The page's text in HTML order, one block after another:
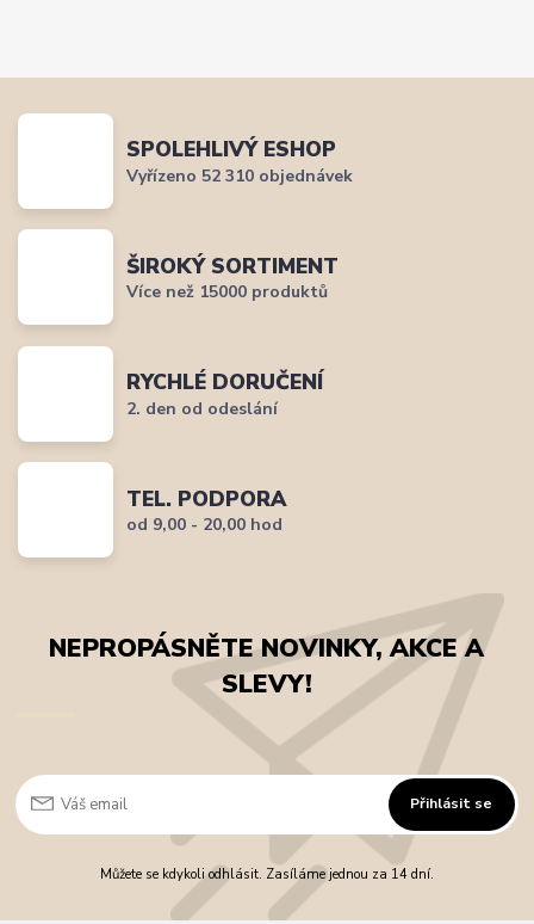
SPOLEHLIVÝ ESHOP
Vyřízeno 52 310 objednávek
ŠIROKÝ SORTIMENT
Více než 15000 produktů
RYCHLÉ DORUČENÍ
2. den od odeslání
TEL. PODPORA
od 9,00 - 20,00 hod
NEPROPÁSNĚTE NOVINKY, AKCE A
SLEVY!
Přihlásit se
Můžete se kdykoli odhlásit. Zasíláme jednou za 14 dní.